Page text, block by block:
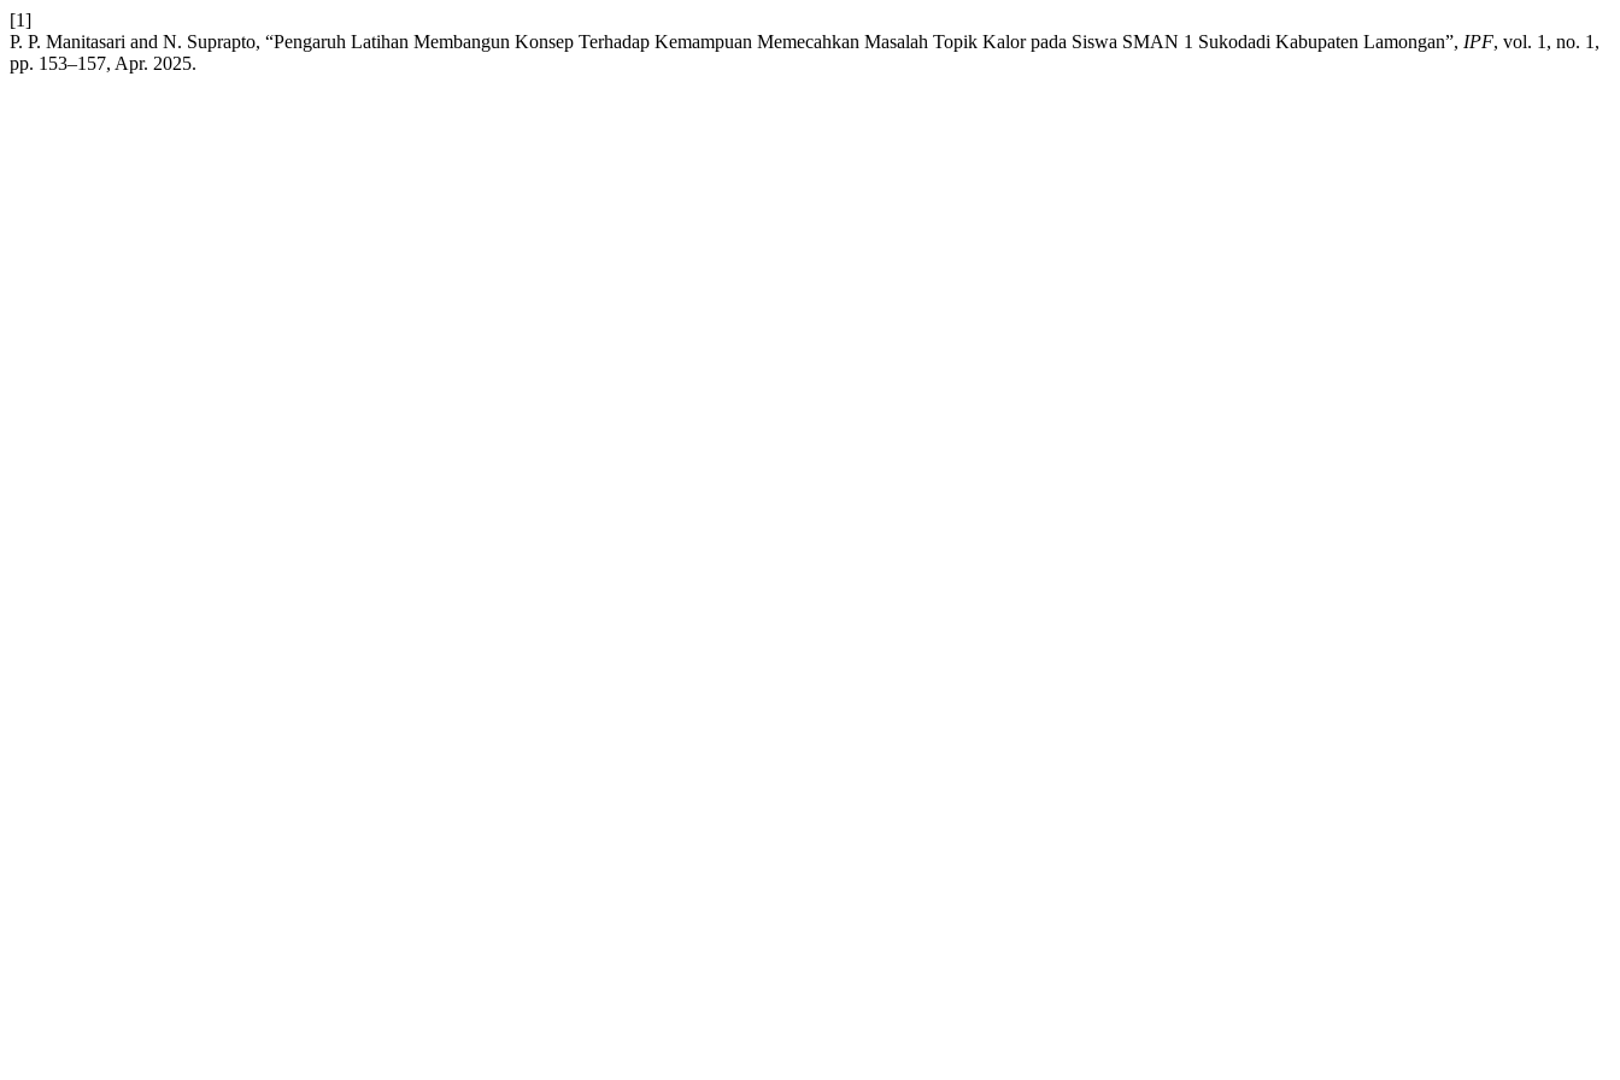
[1]
P. P. Manitasari and N. Suprapto, “Pengaruh Latihan Membangun Konsep Terhadap Kemampuan Memecahkan Masalah Topik Kalor ‎pada Siswa SMAN 1 Sukodadi Kabupaten Lamongan‎”, IPF, vol. 1, no. 1,
pp. 153–157, Apr. 2025.